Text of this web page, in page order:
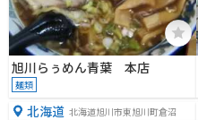
旭川らぅめん青葉 本店
麺類
北海道 北海道旭川市東旭川町倉沼